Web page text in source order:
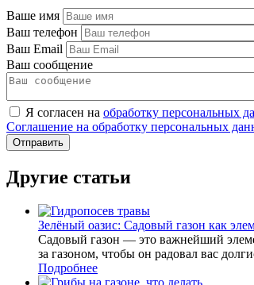
Ваше имя
Ваш телефон
Ваш Email
Ваш сообщение
Я согласен на обработку персональных
Соглашение на обработку персональных
Другие статьи
Зелёный оазис: Садовый газон как
Садовый газон — это важнейший
за газоном, чтобы он радовал вас
Подробнее